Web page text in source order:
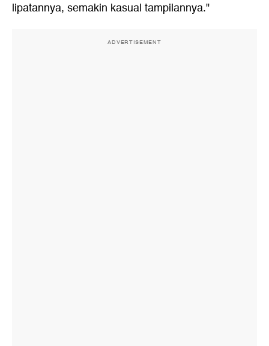
lipatannya, semakin kasual tampilannya."
ADVERTISEMENT